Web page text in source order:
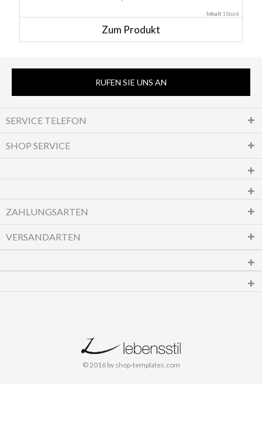
Inhalt 1 Stück
Zum Produkt
RUFEN SIE UNS AN
SERVICE TELEFON
SHOP SERVICE
ZAHLUNGSARTEN
VERSANDARTEN
© 2016 by shop-templates.com